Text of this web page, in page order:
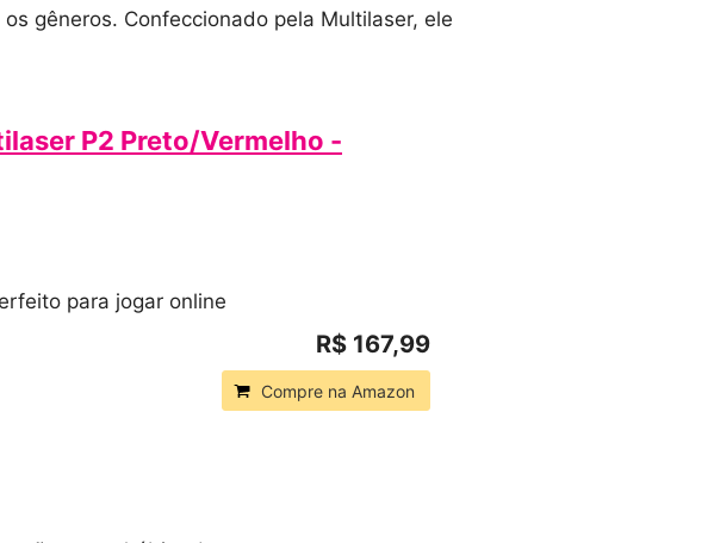
gêneros. Confeccionado pela Multilaser, ele
P2 Preto/Vermelho -
para jogar online
R$ 167,99
Compre na Amazon